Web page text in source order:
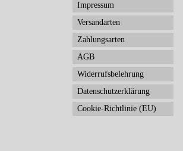
Impressum
Versandarten
Zahlungsarten
AGB
Widerrufsbelehrung
Datenschutzerklärung
Cookie-Richtlinie (EU)